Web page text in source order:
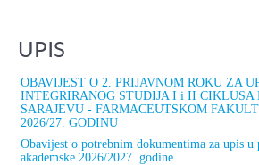
UPIS
OBAVIJEST O 2. PRIJAVNOM ROKU ZA
INTEGRIRANOG STUDIJA I i II
SARAJEVU - FARMACEUTSKOM
2026/27. GODINU
Obavijest o potrebnim dokumentima za upis
akademske 2026/2027. godine